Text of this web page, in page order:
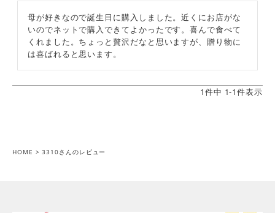
母が好きなので誕生日に購入しました。近くにお店がな
いのでネットで購入できてよかったです。喜んで食べて
くれました。ちょっと贅沢だなと思いますが、贈り物に
は喜ばれると思います。
1件中 1-1件表示
HOME 3310さんのレビュー